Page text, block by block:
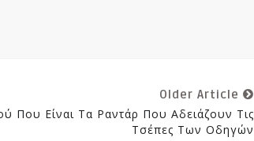
Older Article
Που Είναι Τα Ραντάρ Που Αδειάζουν Τις
Τσέπες Των Οδηγών